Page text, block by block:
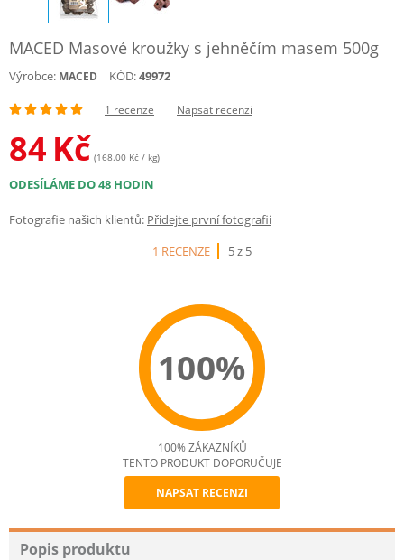
MACED Masové kroužky s jehněčím masem 500g
Výrobce: MACED KÓD:49972
1 recenze Napsat recenzi
84 Kč (168.00 Kč / kg)
ODESÍLÁME DO 48 HODIN
Fotografie našich klientů: Přidejte první fotografii
1 RECENZE
5 z 5
100%
Recommend
100% ZÁKAZNÍKŮ
TENTO PRODUKT DOPORUČUJE
NAPSAT RECENZI
Popis produktu